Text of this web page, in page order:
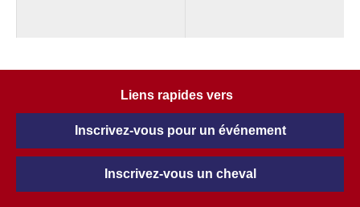
Liens rapides vers
Inscrivez-vous pour un événement
Inscrivez-vous un cheval